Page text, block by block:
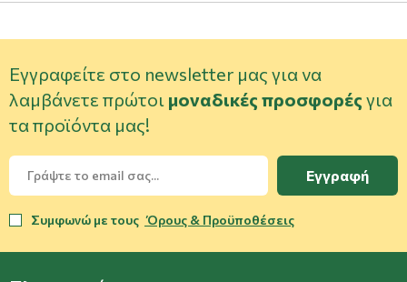
Εγγραφείτε στο newsletter μας για να
λαμβάνετε πρώτοι μοναδικές προσφορές για
τα προϊόντα μας!
Εγγραφή
Συμφωνώ με τους Όρους & Προϋποθέσεις